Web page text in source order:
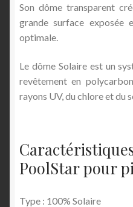
Son dôme transparent
grande surface
optimale.
Le dôme Solaire est un
revêtement en
rayons UV, du chlore et du
PoolStar pour
Type : 100% Solaire